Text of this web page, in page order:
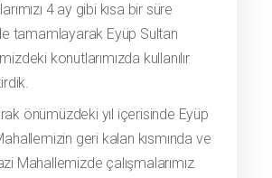
4 ay gibi kısa bir süre
tamamlayarak Eyüp Sultan
konutlarımızda kullanılır
önümüzdeki yıl içerisinde Eyüp
geri kalan kısmında ve
Mahallemizde çalışmalarımız